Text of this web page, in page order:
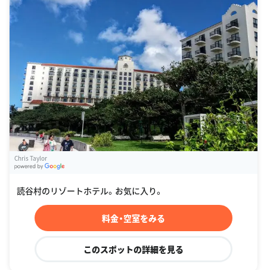
Chris Taylor
読谷村のリゾートホテル。お気に入り。
料金・空室をみる
このスポットの詳細を見る